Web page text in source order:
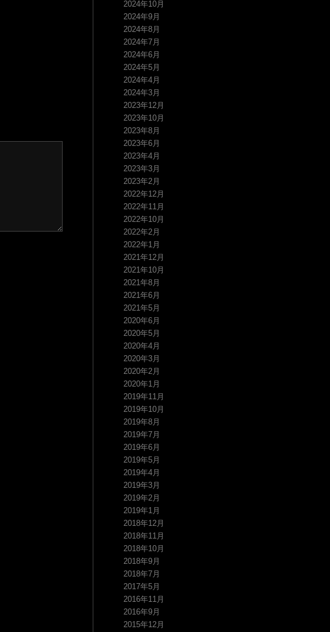
2024年10月
2024年9月
2024年8月
2024年7月
2024年6月
2024年5月
2024年4月
2024年3月
2023年12月
2023年10月
2023年8月
2023年6月
2023年4月
2023年3月
2023年2月
2022年12月
2022年11月
2022年10月
2022年2月
2022年1月
2021年12月
2021年10月
2021年8月
2021年6月
2021年5月
2020年6月
2020年5月
2020年4月
2020年3月
2020年2月
2020年1月
2019年11月
2019年10月
2019年8月
2019年7月
2019年6月
2019年5月
2019年4月
2019年3月
2019年2月
2019年1月
2018年12月
2018年11月
2018年10月
2018年9月
2018年7月
2017年5月
2016年11月
2016年9月
2015年12月